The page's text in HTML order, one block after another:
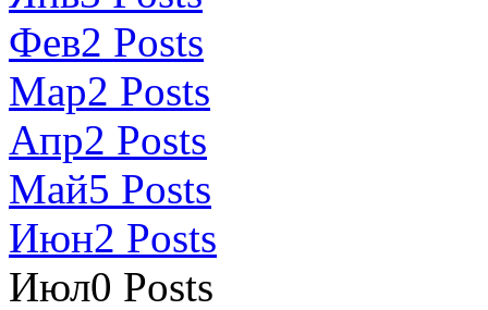
Фев2 Posts
Мар2 Posts
Апр2 Posts
Май5 Posts
Июн2 Posts
Июл0 Posts